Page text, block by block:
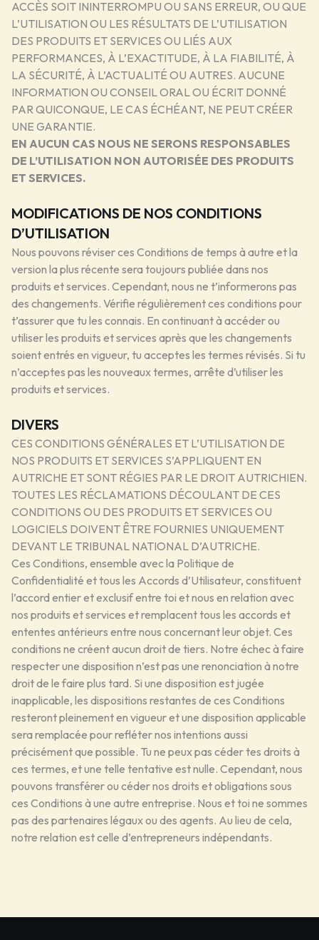
ACCÈS SOIT ININTERROMPU OU SANS ERREUR, OU QUE
L’UTILISATION OU LES RÉSULTATS DE L’UTILISATION
DES PRODUITS ET SERVICES OU LIÉS AUX
PERFORMANCES, À L’EXACTITUDE, À LA FIABILITÉ, À
LA SÉCURITÉ, À L’ACTUALITÉ OU AUTRES. AUCUNE
INFORMATION OU CONSEIL ORAL OU ÉCRIT DONNÉ
PAR QUICONQUE, LE CAS ÉCHÉANT, NE PEUT CRÉER
UNE GARANTIE.
EN AUCUN CAS NOUS NE SERONS RESPONSABLES
DE L’UTILISATION NON AUTORISÉE DES PRODUITS
ET SERVICES.
MODIFICATIONS DE NOS CONDITIONS
D’UTILISATION
Nous pouvons réviser ces Conditions de temps à autre et la
version la plus récente sera toujours publiée dans nos
produits et services. Cependant, nous ne t’informerons pas
des changements. Vérifie régulièrement ces conditions pour
t’assurer que tu les connais. En continuant à accéder ou
utiliser les produits et services après que les changements
soient entrés en vigueur, tu acceptes les termes révisés. Si tu
n’acceptes pas les nouveaux termes, arrête d’utiliser les
produits et services.
DIVERS
CES CONDITIONS GÉNÉRALES ET L’UTILISATION DE
NOS PRODUITS ET SERVICES S’APPLIQUENT EN
AUTRICHE ET SONT RÉGIES PAR LE DROIT AUTRICHIEN.
TOUTES LES RÉCLAMATIONS DÉCOULANT DE CES
CONDITIONS OU DES PRODUITS ET SERVICES OU
LOGICIELS DOIVENT ÊTRE FOURNIES UNIQUEMENT
DEVANT LE TRIBUNAL NATIONAL D’AUTRICHE.
Ces Conditions, ensemble avec la Politique de
Confidentialité et tous les Accords d’Utilisateur, constituent
l’accord entier et exclusif entre toi et nous en relation avec
nos produits et services et remplacent tous les accords et
ententes antérieurs entre nous concernant leur objet. Ces
conditions ne créent aucun droit de tiers. Notre échec à faire
respecter une disposition n’est pas une renonciation à notre
droit de le faire plus tard. Si une disposition est jugée
inapplicable, les dispositions restantes de ces Conditions
resteront pleinement en vigueur et une disposition applicable
sera remplacée pour refléter nos intentions aussi
précisément que possible. Tu ne peux pas céder tes droits à
ces termes, et une telle tentative est nulle. Cependant, nous
pouvons transférer ou céder nos droits et obligations sous
ces Conditions à une autre entreprise. Nous et toi ne sommes
pas des partenaires légaux ou des agents. Au lieu de cela,
notre relation est celle d’entrepreneurs indépendants.